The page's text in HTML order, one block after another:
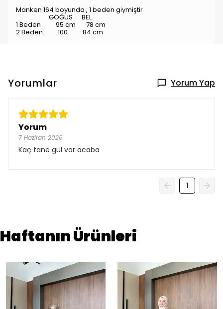
Manken 164 boyunda , 1 beden giymiştir
GÖĞÜS BEL
1 Beden 95 cm 78 cm
2 Beden. 100 84 cm
Yorumlar Yorum Yap
Yorum
7 Haziran 2026
Kaç tane gül var acaba
1
Haftanın Ürünleri